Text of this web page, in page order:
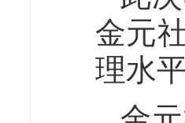
金元
理水